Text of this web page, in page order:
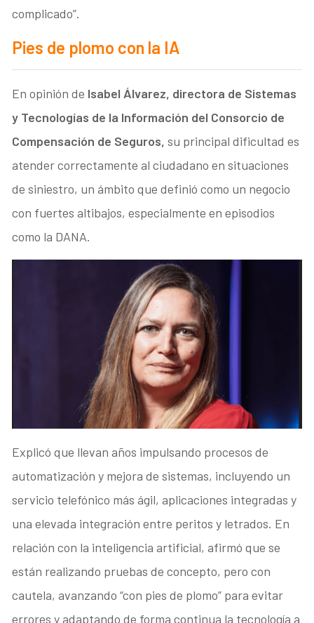
complicado”.
Pies de plomo con la IA
En opinión de Isabel Álvarez, directora de Sistemas
y Tecnologías de la Información del Consorcio de
Compensación de Seguros,su principal dificultad es
atender correctamente al ciudadano en situaciones
de siniestro, un ámbito que definió como un negocio
con fuertes altibajos, especialmente en episodios
como la DANA.
Explicó que llevan años impulsando procesos de
automatización y mejora de sistemas, incluyendo un
servicio telefónico más ágil, aplicaciones integradas y
una elevada integración entre peritos y letrados. En
relación con la inteligencia artificial, afirmó que se
están realizando pruebas de concepto, pero con
cautela, avanzando “con pies de plomo” para evitar
errores y adaptando de forma continua la tecnología a